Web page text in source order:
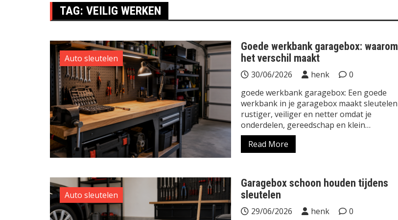
TAG: VEILIG WERKEN
Auto sleutelen
Goede werkbank garagebox: waarom
het verschil maakt
30/06/2026 henk
0
goede werkbank garagebox: Een goede
werkbank in je garagebox maakt sleutelen
rustiger, veiliger en netter omdat je
onderdelen, gereedschap en klein…
Read More
Auto sleutelen
Garagebox schoon houden tijdens
sleutelen
29/06/2026 henk
0